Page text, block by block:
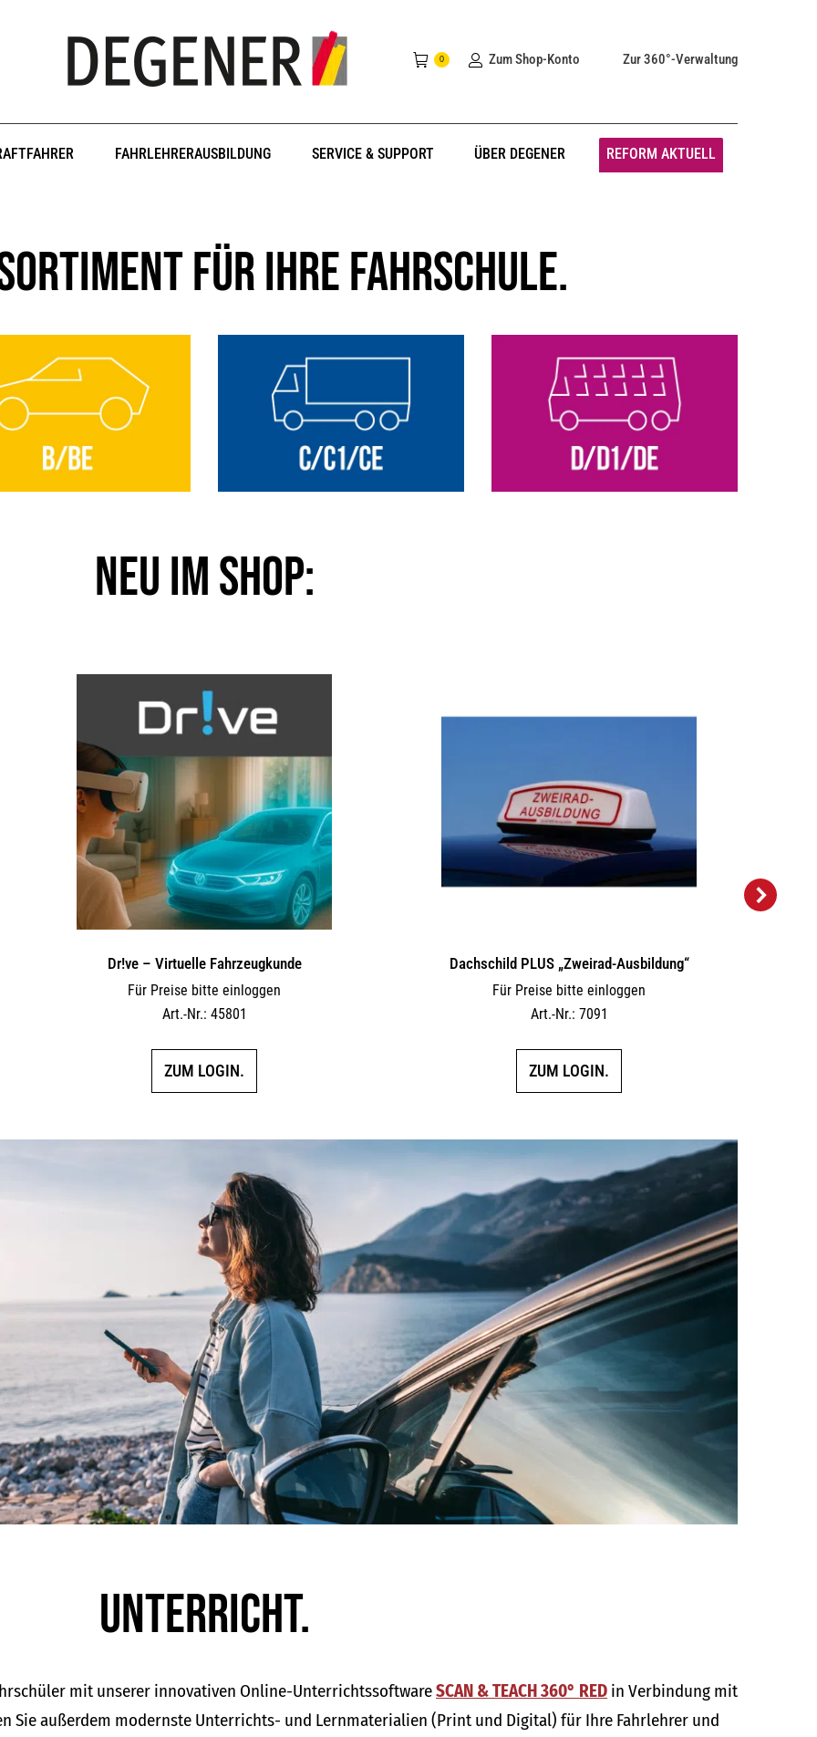
0 Zum Shop-Konto Zur 360°-Verwaltung
FAHRLEHRERAUSBILDUNG SERVICE & SUPPORT ÜBER DEGENER REFORM AKTUELL
für Ihre Fahrschule.
NEU im Shop:
Dr!ve – Virtuelle Fahrzeugkunde
Für Preise bitte einloggen
Art.-Nr.: 45801
ZUM LOGIN.
Dachschild PLUS „Zweirad-Ausbildung“
Für Preise bitte einloggen
Art.-Nr.: 7091
ZUM LOGIN.
Unter­richt.
mit unserer innovativen Online-UnterrichtssoftwareSCAN & TEACH 360° RED in Verbindung mit
Sie außerdem modernste Unterrichts- und Lernmaterialien (Print und Digital) für Ihre Fahrlehrer und